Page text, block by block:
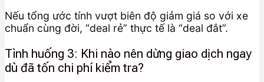
Nếu tổng ước tính vượt biên độ giảm giá so với xe
chuẩn cùng đời, “deal rẻ” thực tế là “deal đắt”.
Tình huống 3: Khi nào nên dừng giao dịch ngay
dù đã tốn chi phí kiểm tra?